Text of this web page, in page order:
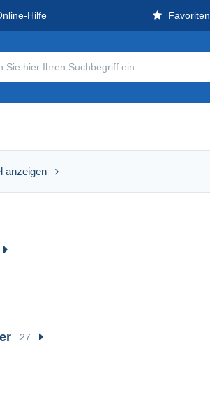
Hilfe Favoriten
anzeigen
27